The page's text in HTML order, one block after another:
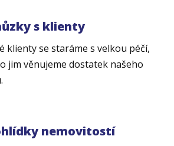
s klienty
klienty se staráme s velkou péčí,
jim věnujeme dostatek našeho
nemovitostí